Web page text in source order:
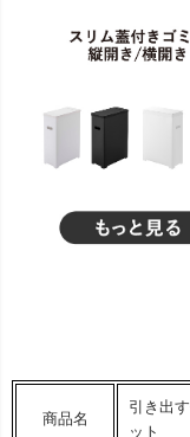
商品名
引き出
ット